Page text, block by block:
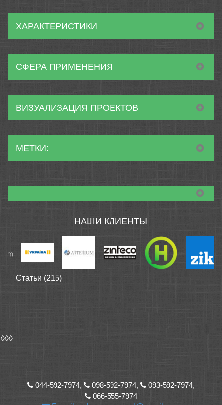
ХАРАКТЕРИСТИКИ
СФЕРА ПРИМЕНЕНИЯ
ВИЗУАЛИЗАЦИЯ ПРОЕКТОВ
МЕТКИ:
НАШИ КЛИЕНТЫ
Статьи (215)
◊◊◊
044-592-7974, 098-592-7974,
093-592-7974,
066-555-7974